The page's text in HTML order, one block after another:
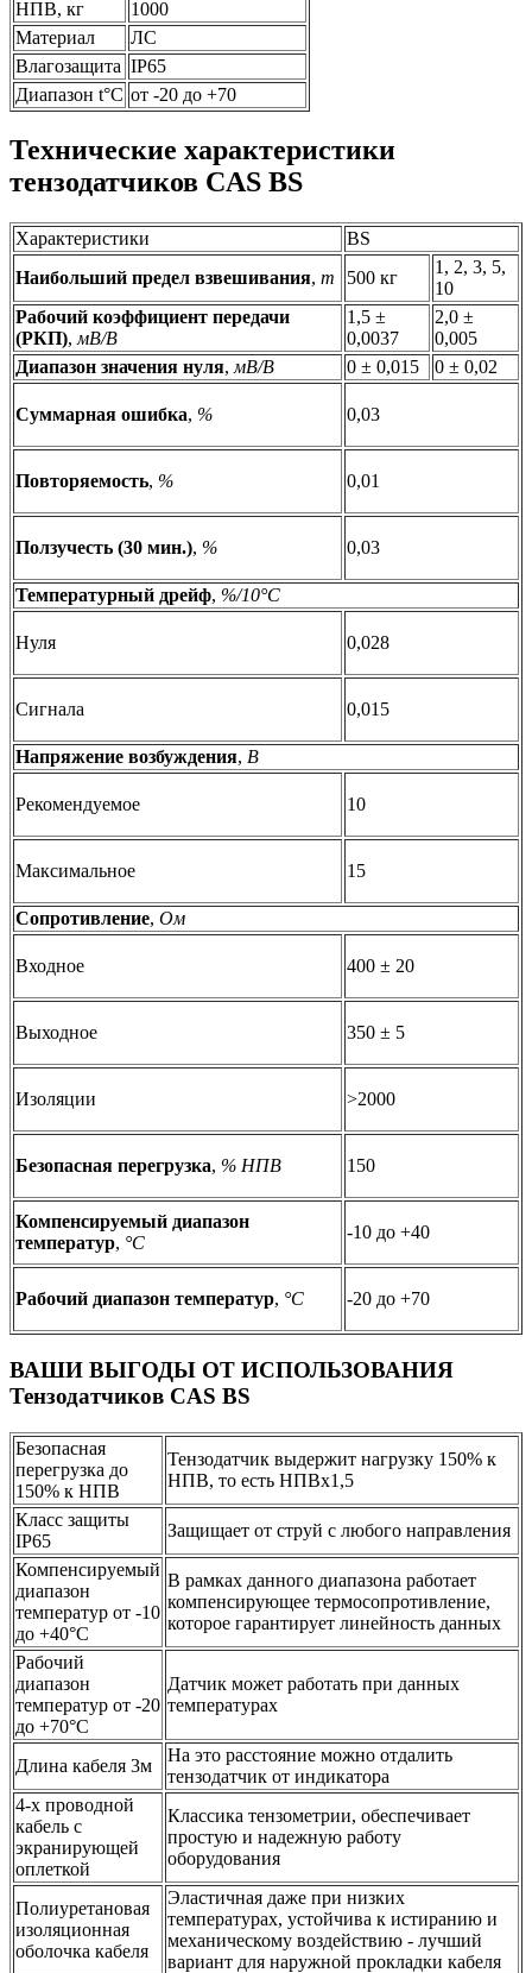
НПВ, кг
1000
Материал
ЛС
Влагозащита IP65
Диапазон t°C от -20 до +70
Технические характеристики
тензодатчиков CAS BS
Характеристики
BS
Наибольший предел взвешивания, т 500 кг
1, 2, 3, 5,
10
Рабочий коэффициент передачи
(РКП), мВ/В
1,5 ±
0,0037
2,0 ±
0,005
Диапазон значения нуля, мВ/В 0 ± 0,015 0 ± 0,02
Суммарная ошибка, % 0,03
Повторяемость, % 0,01
Ползучесть (30 мин.), % 0,03
Температурный дрейф, %/10°C
Нуля 0,028
Сигнала 0,015
Напряжение возбуждения, В
Рекомендуемое 10
Максимальное 15
Сопротивление, Ом
Входное 400 ± 20
Выходное 350 ± 5
Изоляции >2000
Безопасная перегрузка, % НПВ 150
Компенсируемый диапазон
температур, °C
-10 до +40
Рабочий диапазон температур, °C -20 до +70
ВАШИ ВЫГОДЫ ОТ ИСПОЛЬЗОВАНИЯ
Тензодатчиков CAS BS
Безопасная
перегрузка до
150% к НПВ
Тензодатчик выдержит нагрузку 150% к
НПВ, то есть НПВх1,5
Класс защиты
IP65
Защищает от струй с любого направления
Компенсируемый
диапазон
температур от -10
до +40°C
В рамках данного диапазона работает
компенсирующее термосопротивление,
которое гарантирует линейность данных
Рабочий
диапазон
температур от -20
до +70°C
Датчик может работать при данных
температурах
Длина кабеля 3м
На это расстояние можно отдалить
тензодатчик от индикатора
4-х проводной
кабель с
экранирующей
оплеткой
Классика тензометрии, обеспечивает
простую и надежную работу
оборудования
Полиуретановая
изоляционная
оболочка кабеля
Эластичная даже при низких
температурах, устойчива к истиранию и
механическому воздействию - лучший
вариант для наружной прокладки кабеля